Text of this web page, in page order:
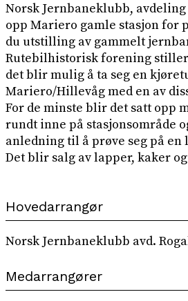
Norsk Jernbaneklubb,
opp Mariero gamle stasjon for
du utstilling av gammelt
Rutebilhistorisk forening stiller
det blir mulig å ta seg en
Mariero/Hillevåg med en av
For de minste blir det satt opp
rundt inne på stasjonsområde
anledning til å prøve seg på
Det blir salg av lapper, kaker
Hovedarrangør
Norsk Jernbaneklubb avd.
Medarrangører